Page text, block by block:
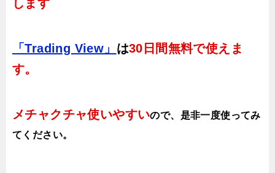
します
「Trading View」 は30日間無料で使えま
す。
メチャクチャ使いやすいので、 是非一度使ってみ
てください。